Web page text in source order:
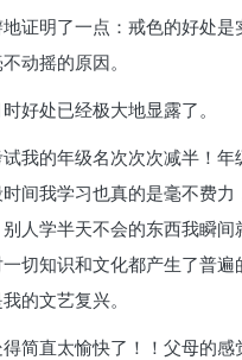
证明了一点：戒色的好处
动摇的原因。
好处已经极大地显露了。
我的年级名次次次减半！
间我学习也真的是毫不费
人学半天不会的东西我瞬
切知识和文化都产生了普
的文艺复兴。
简直太愉快了！！父母的